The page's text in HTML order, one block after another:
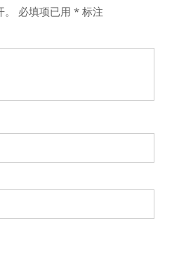
必填项已用 * 标注